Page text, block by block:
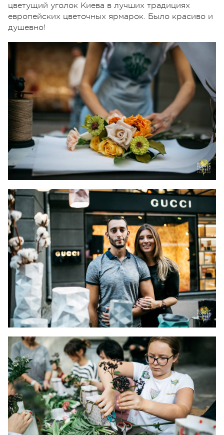
цветущий уголок Киева в лучших традициях
европейских цветочных ярмарок. Было красиво и
душевно!